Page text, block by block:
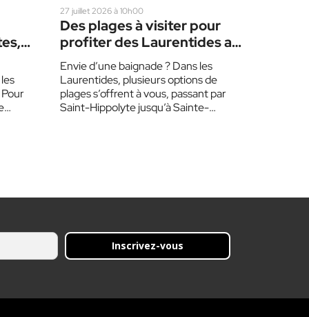
27 juillet 2026 à 10h00
Des plages à visiter pour
profiter des Laurentides au
maximum
Envie d’une baignade ? Dans les
Laurentides, plusieurs options de
plages s’offrent à vous, passant par
Saint-Hippolyte jusqu’à Sainte-
Inscrivez-vous